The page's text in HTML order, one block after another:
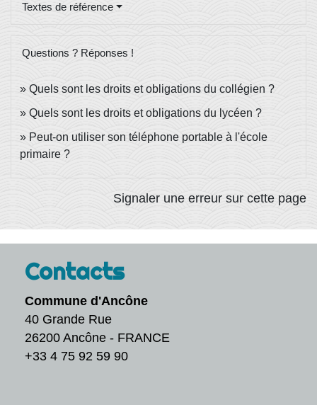
Textes de référence
Questions ? Réponses !
Quels sont les droits et obligations du collégien ?
Quels sont les droits et obligations du lycéen ?
Peut-on utiliser son téléphone portable à l'école
primaire ?
Signaler une erreur sur cette page
Contacts
Commune d'Ancône
40 Grande Rue
26200 Ancône - FRANCE
+33 4 75 92 59 90